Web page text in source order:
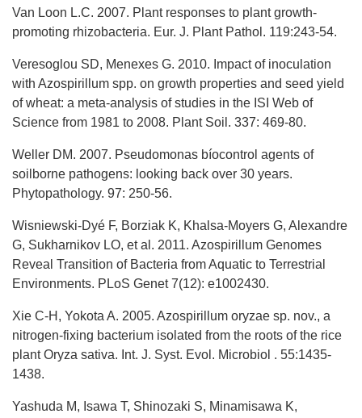
Van Loon L.C. 2007. Plant responses to plant growth-
promoting rhizobacteria. Eur. J. Plant Pathol. 119:243-54.
Veresoglou SD, Menexes G. 2010. Impact of inoculation
with Azospirillum spp. on growth properties and seed yield
of wheat: a meta-analysis of studies in the ISI Web of
Science from 1981 to 2008. Plant Soil. 337: 469-80.
Weller DM. 2007. Pseudomonas bíocontrol agents of
soilborne pathogens: looking back over 30 years.
Phytopathology. 97: 250-56.
Wisniewski-Dyé F, Borziak K, Khalsa-Moyers G, Alexandre
G, Sukharnikov LO, et al. 2011. Azospirillum Genomes
Reveal Transition of Bacteria from Aquatic to Terrestrial
Environments. PLoS Genet 7(12): e1002430.
Xie C-H, Yokota A. 2005. Azospirillum oryzae sp. nov., a
nitrogen-fixing bacterium isolated from the roots of the rice
plant Oryza sativa. Int. J. Syst. Evol. Microbiol . 55:1435-
1438.
Yashuda M, Isawa T, Shinozaki S, Minamisawa K,